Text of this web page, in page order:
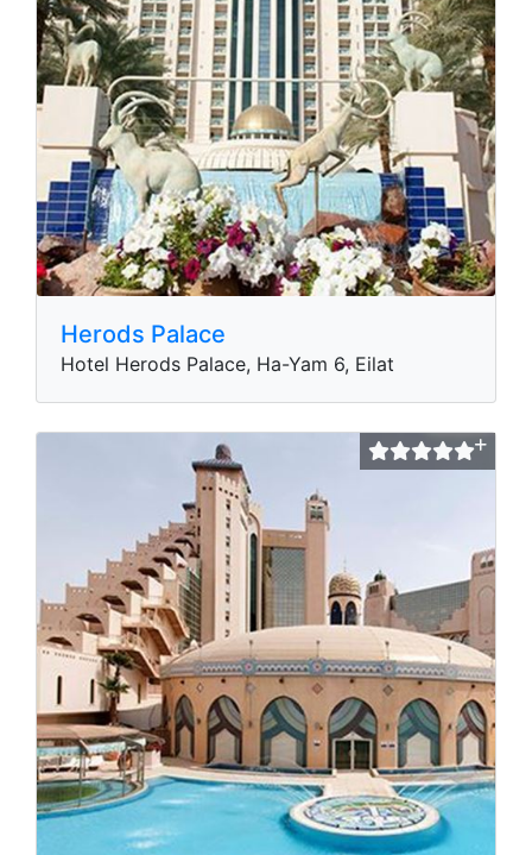
Herods Palace
Hotel Herods Palace, Ha-Yam 6, Eilat